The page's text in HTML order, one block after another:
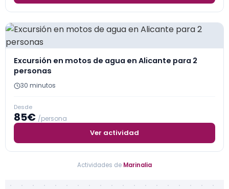
Excursión en motos de agua en Alicante para 2
personas
30 minutos
Desde
85€ /persona
Ver actividad
Actividades de Marinalia